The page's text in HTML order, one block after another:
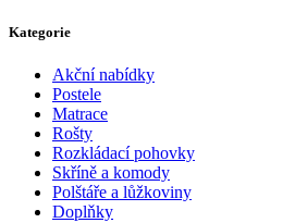
Kategorie
Akční nabídky
Postele
Matrace
Rošty
Rozkládací pohovky
Skříně a komody
Polštáře a lůžkoviny
Doplňky